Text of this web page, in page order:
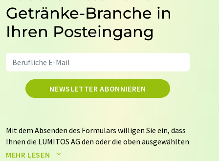
Getränke-Branche in
Ihren Posteingang
NEWSLETTER ABONNIEREN
Mit dem Absenden des Formulars willigen Sie ein, dass
Ihnen die LUMITOS AG den oder die oben ausgewählten
Newsletter per E-Mail zusendet. Ihre Daten werden
MEHR LESEN